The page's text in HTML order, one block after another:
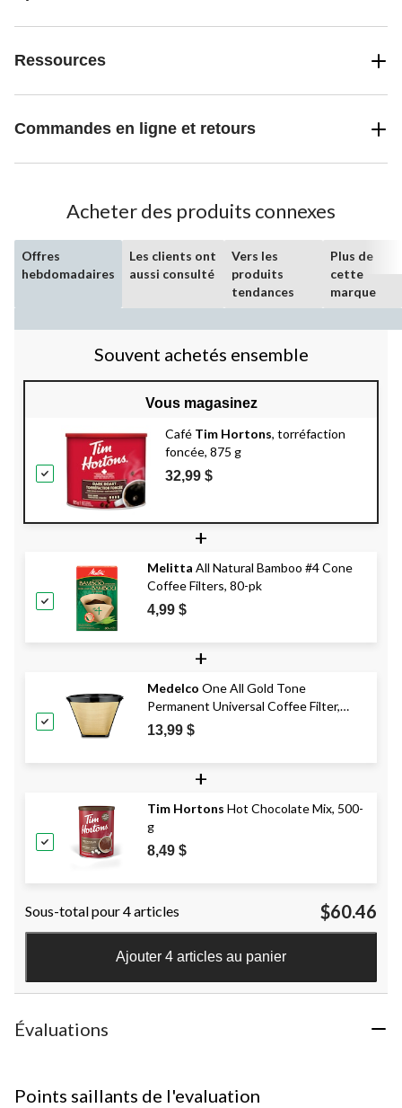
Ressources
Commandes en ligne et retours
Acheter des produits connexes
Offres
hebdomadaires
Les clients ont
aussi consulté
Vers les
produits
tendances
Plus de
cette
marque
Souvent achetés ensemble
Vous magasinez
Café Tim Hortons, torréfaction
foncée, 875 g
32,99 $
+
Melitta All Natural Bamboo #4 Cone
Coffee Filters, 80-pk
4,99 $
+
Medelco One All Gold Tone
Permanent Universal Coffee Filter,
Dishwasher Safe, BPA-Free
13,99 $
+
Tim Hortons Hot Chocolate Mix, 500-
g
8,49 $
Sous-total pour 4 articles $60.46
Ajouter 4 articles au panier
Évaluations
Points saillants de l'evaluation